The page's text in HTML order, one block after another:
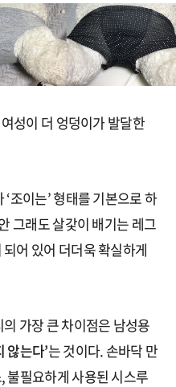
성이 더 엉덩이가 발달한
조이는’ 형태를 기본으로 하
그래도 살갗이 배기는 레그
어 있어 더더욱 확실하게
가장 큰 차이점은 남성용
않는다’는 것이다. 손바닥 만
불필요하게 사용된 시스루